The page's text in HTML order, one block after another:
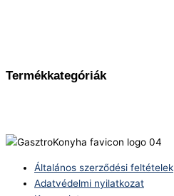
Termékkategóriák
Általános szerződési feltételek
Adatvédelmi nyilatkozat